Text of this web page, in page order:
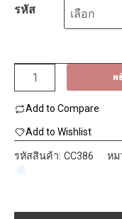
รหัส
จำนวน
บัว
ฝ้า
โพ
ลี
เทน
ห
Add to Compare
Add to Wishlist
รหัสสินค้า: CC386 หม